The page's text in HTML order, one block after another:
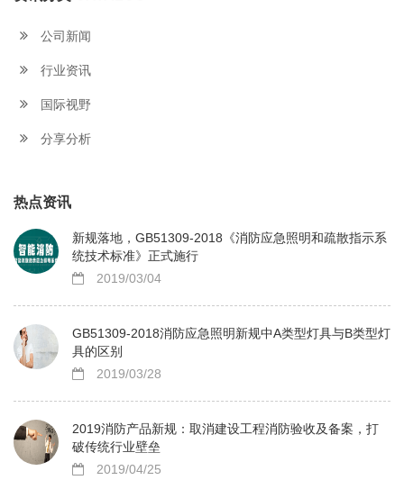
公司新闻
行业资讯
国际视野
分享分析
热点资讯
新规落地，GB51309-2018《消防应急照明和疏散指示系
统技术标准》正式施行
2019/03/04
GB51309-2018消防应急照明新规中A类型灯具与B类型灯
具的区别
2019/03/28
2019消防产品新规：取消建设工程消防验收及备案，打
破传统行业壁垒
2019/04/25